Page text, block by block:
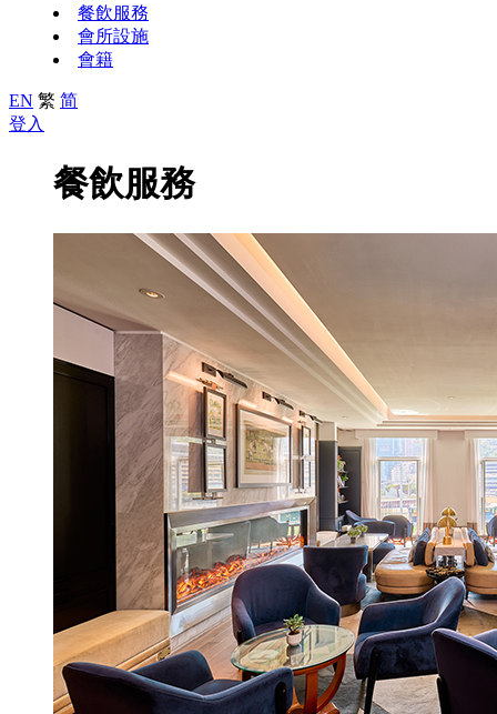
餐飲服務
會所設施
會籍
EN 繁 简
登入
餐飲服務